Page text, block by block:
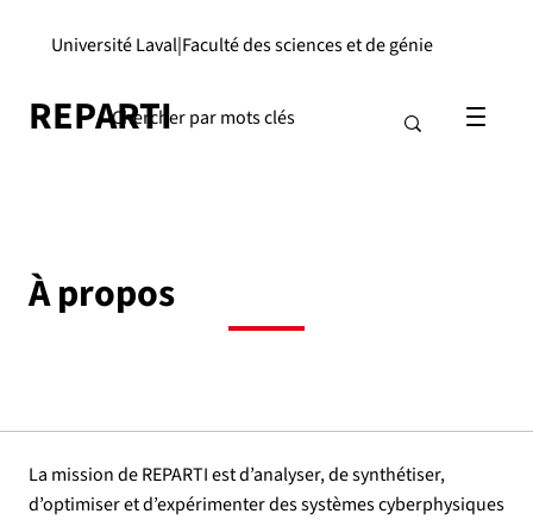
REPARTI
|
Université Laval Faculté des sciences et de génie
À propos
La mission de REPARTI est d’analyser, de synthétiser,
d’optimiser et d’expérimenter des systèmes cyberphysiques